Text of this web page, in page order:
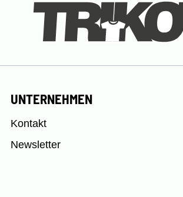
UNTERNEHMEN
Kontakt
Newsletter